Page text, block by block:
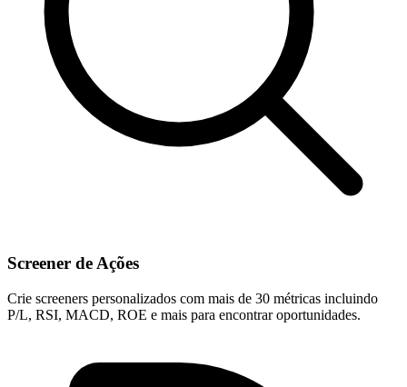
Screener de Ações
Crie screeners personalizados com mais de 30 métricas incluindo
P/L, RSI, MACD, ROE e mais para encontrar oportunidades.